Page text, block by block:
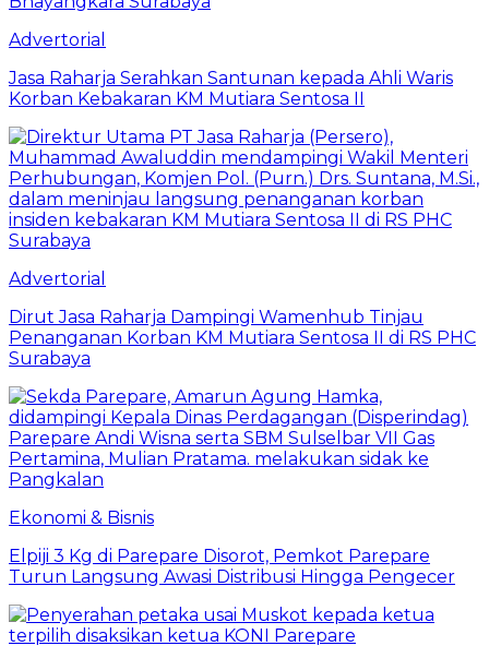
Advertorial
Jasa Raharja Serahkan Santunan kepada Ahli Waris
Korban Kebakaran KM Mutiara Sentosa II
Advertorial
Dirut Jasa Raharja Dampingi Wamenhub Tinjau
Penanganan Korban KM Mutiara Sentosa II di RS PHC
Surabaya
Ekonomi & Bisnis
Elpiji 3 Kg di Parepare Disorot, Pemkot Parepare
Turun Langsung Awasi Distribusi Hingga Pengecer